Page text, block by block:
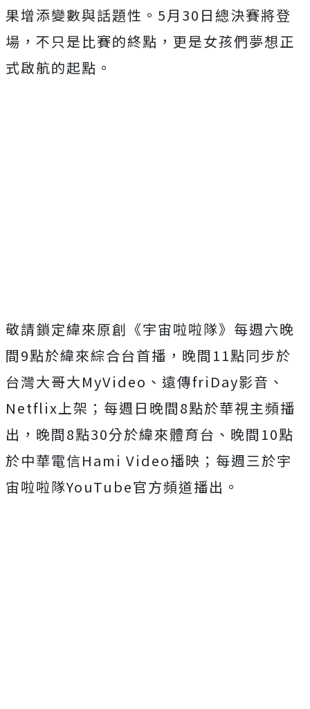
果增添變數與話題性。5月30日總決賽將登
場， 不只是比賽的終點，更是女孩們夢想正
式啟航的起點。
敬請鎖定緯來原創《宇宙啦啦隊》 每週六晚
間9點於緯來綜合台首播， 晚間11點同步於
台灣大哥大MyVideo、 遠傳friDay影音、
Netflix上架； 每週日晚間8點於華視主頻播
出，晚間8點30分於緯來體育台、 晚間10點
於中華電信Hami Video播映； 每週三於宇
宙啦啦隊YouTube官方頻道播出。